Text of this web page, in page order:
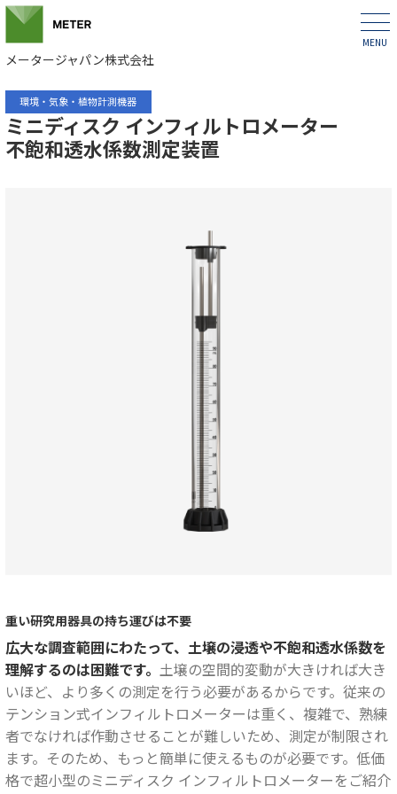
メータージャパン株式会社
環境・気象・植物計測機器
ミニディスク インフィルトロメーター
不飽和透水係数測定装置
重い研究用器具の持ち運びは不要
広大な調査範囲にわたって、土壌の浸透や不飽和透水係数を
理解するのは困難です。 土壌の空間的変動が大きければ大き
いほど、より多くの測定を行う必要があるからです。従来の
テンション式インフィルトロメーターは重く、複雑で、熟練
者でなければ作動させることが難しいため、測定が制限され
ます。そのため、もっと簡単に使えるものが必要です。低価
格で超小型のミニディスク インフィルトロメーターをご紹介